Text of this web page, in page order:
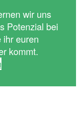
wir uns
Potenzial bei
ihr euren
kommt.